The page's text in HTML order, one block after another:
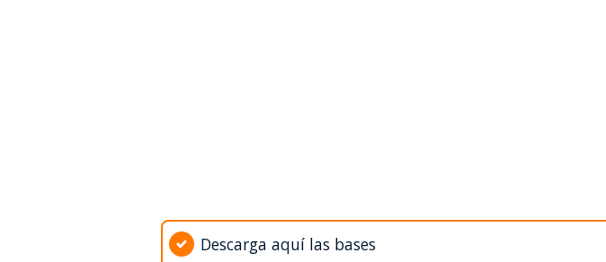
Descarga aquí las bases